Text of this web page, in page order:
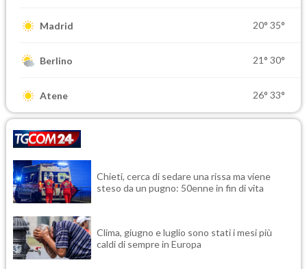
Madrid 20° 35°
Berlino 21° 30°
Atene 26° 33°
Chieti, cerca di sedare una rissa ma viene
steso da un pugno: 50enne in fin di vita
Clima, giugno e luglio sono stati i mesi più
caldi di sempre in Europa